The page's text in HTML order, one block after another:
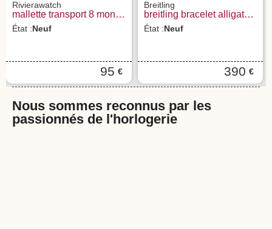
Rivierawatch
mallette transport 8 montres rvierawatch
État :Neuf
95 €
Breitling
breitling bracelet alligator brun avec boucle ardillon 24-20
État :Neuf
390 €
Nous sommes reconnus par les
passionnés de l'horlogerie